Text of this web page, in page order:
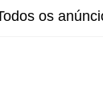
os